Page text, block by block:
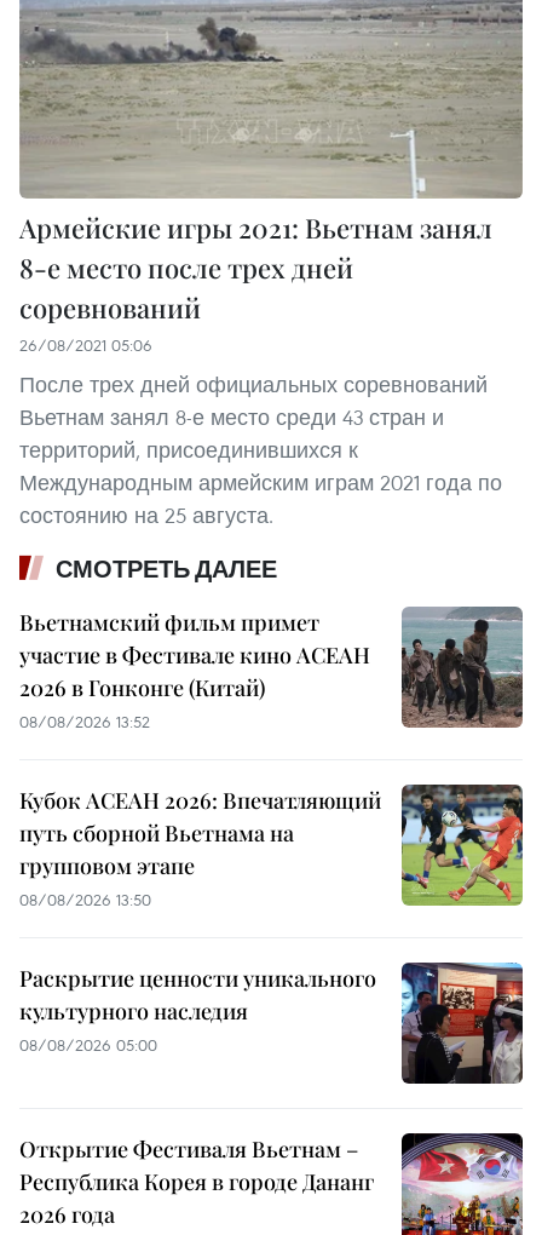
Армейские игры 2021: Вьетнам занял
8-е место после трех дней
соревнований
26/08/2021 05:06
После трех дней официальных соревнований
Вьетнам занял 8-е место среди 43 стран и
территорий, присоединившихся к
Международным армейским играм 2021 года по
состоянию на 25 августа.
СМОТРЕТЬ ДАЛЕЕ
Вьетнамский фильм примет
участие в Фестивале кино АСЕАН
2026 в Гонконге (Китай)
08/08/2026 13:52
Кубок АСЕАН 2026: Впечатляющий
путь сборной Вьетнама на
групповом этапе
08/08/2026 13:50
Раскрытие ценности уникального
культурного наследия
08/08/2026 05:00
Открытие Фестиваля Вьетнам –
Республика Корея в городе Дананг
2026 года